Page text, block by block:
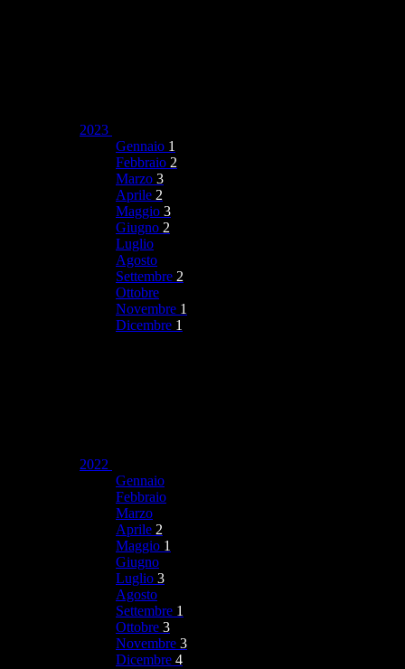
2023
Gennaio 1
Febbraio 2
Marzo 3
Aprile 2
Maggio 3
Giugno 2
Luglio
Agosto
Settembre 2
Ottobre
Novembre 1
Dicembre 1
2022
Gennaio
Febbraio
Marzo
Aprile 2
Maggio 1
Giugno
Luglio 3
Agosto
Settembre 1
Ottobre 3
Novembre 3
Dicembre 4